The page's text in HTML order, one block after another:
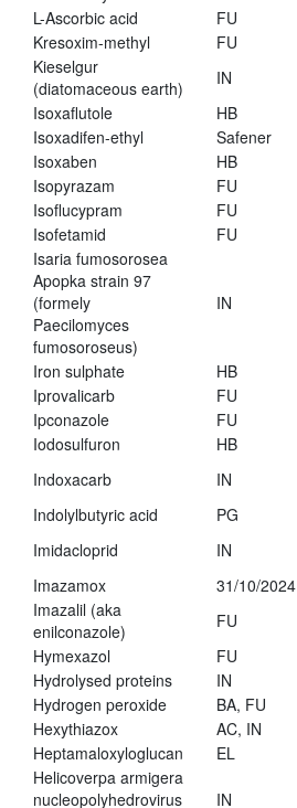
L-Ascorbic acid
FU
Kresoxim-methyl
FU
Kieselgur
(diatomaceous earth)
IN
Isoxaflutole
HB
Isoxadifen-ethyl
Safener
Isoxaben
HB
Isopyrazam
FU
Isoflucypram
FU
Isofetamid
FU
Isaria fumosorosea
Apopka strain 97
(formely
Paecilomyces
fumosoroseus)
IN
Iron sulphate HB
Iprovalicarb
FU
Ipconazole
FU
Iodosulfuron
HB
Indoxacarb
IN
Indolylbutyric acid
PG
Imidacloprid
IN
Imazamox
31/10/2024
Imazalil (aka
enilconazole)
FU
Hymexazol
FU
Hydrolysed proteins
IN
Hydrogen peroxide
BA, FU
Hexythiazox
AC, IN
Heptamaloxyloglucan
EL
Helicoverpa armigera
nucleopolyhedrovirus
IN